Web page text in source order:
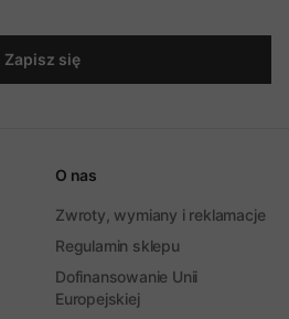
Zapisz się
O nas
Zwroty, wymiany i reklamacje
Regulamin sklepu
Dofinansowanie Unii
Europejskiej